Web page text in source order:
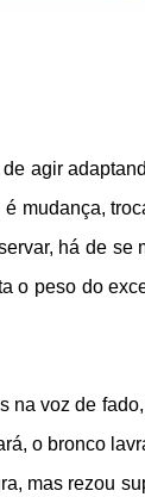
agir
mudança,
há de se
o peso do
voz de
o bronco
mas rezou